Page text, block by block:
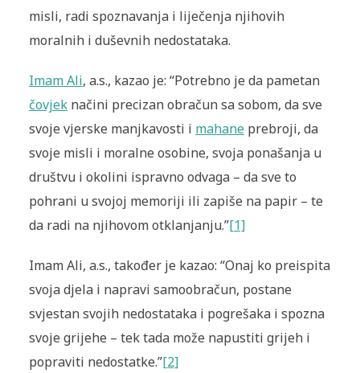
misli, radi spoznavanja i liječenja njihovih
moralnih i duševnih nedostataka.
Imam Ali, a.s., kazao je: “Potrebno je da pametan
čovjeknačini precizan obračun sa sobom, da sve
svoje vjerske manjkavosti i mahaneprebroji, da
svoje misli i moralne osobine, svoja ponašanja u
društvu i okolini ispravno odvaga – da sve to
pohrani u svojoj memoriji ili zapiše na papir – te
da radi na njihovom otklanjanju.”[1]
Imam Ali, a.s., također je kazao: “Onaj ko preispita
svoja djela i napravi samoobračun, postane
svjestan svojih nedostataka i pogrešaka i spozna
svoje grijehe – tek tada može napustiti grijeh i
popraviti nedostatke.”[2]